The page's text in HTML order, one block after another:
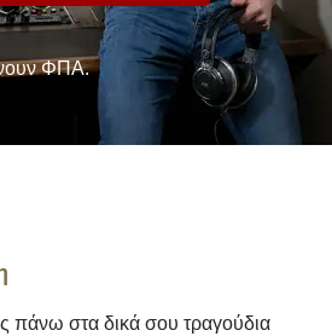
ΦΠΑ.
πάνω στα δικά σου τραγούδια